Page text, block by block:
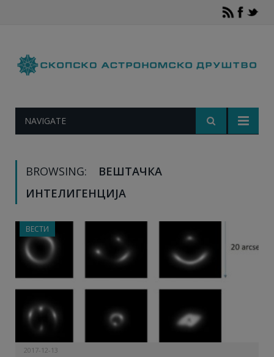
NAVIGATE
BROWSING:
ВЕШТАЧКА
ИНТЕЛИГЕНЦИЈА
ВЕСТИ
2017-12-13